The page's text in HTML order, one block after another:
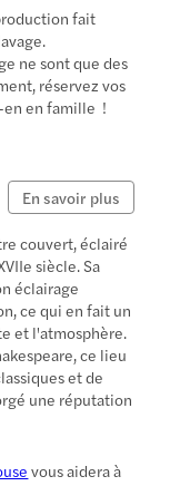
fait
ne sont que des
réservez vos
en famille !
En savoir plus
couvert, éclairé
siècle. Sa
éclairage
ce qui en fait un
et l'atmosphère.
ce lieu
et de
une réputation
vous aidera à